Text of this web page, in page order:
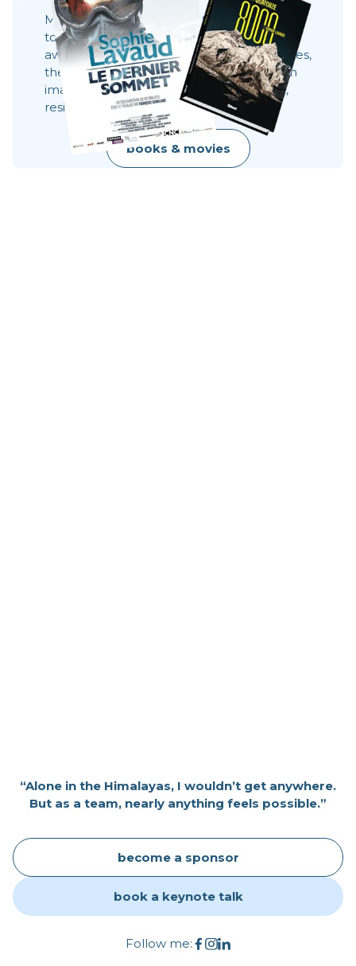
Movies, books and always the same desire:
to share what you can't see 8,000 meters
away. These stories show behind the scenes,
the faces, the choices. They show what an
image does not always say: effort, doubt,
resilience, raw beauty.
books & movies
“Alone in the Himalayas, I wouldn’t get anywhere.
But as a team, nearly anything feels possible.”
become a sponsor
book a keynote talk
Follow me: